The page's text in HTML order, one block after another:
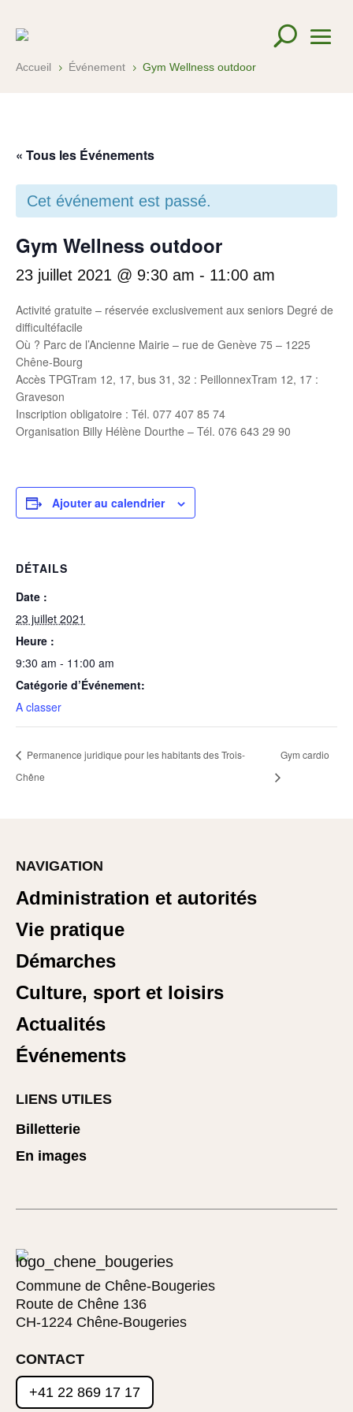
Accueil 5 Événement 5 Gym Wellness outdoor
« Tous les Événements
Cet événement est passé.
Gym Wellness outdoor
23 juillet 2021 @ 9:30 am - 11:00 am
Activité gratuite – réservée exclusivement aux seniors Degré de
difficultéfacile
Où ? Parc de l’Ancienne Mairie – rue de Genève 75 – 1225
Chêne-Bourg
Accès TPGTram 12, 17, bus 31, 32 : PeillonnexTram 12, 17 :
Graveson
Inscription obligatoire : Tél. 077 407 85 74
Organisation Billy Hélène Dourthe – Tél. 076 643 29 90
Ajouter au calendrier
DÉTAILS
Date :
23 juillet 2021
Heure :
9:30 am - 11:00 am
Catégorie d’Événement:
A classer
Permanence juridique pour les habitants des Trois-
Chêne
Gym cardio
NAVIGATION
Administration et autorités
Vie pratique
Démarches
Culture, sport et loisirs
Actualités
Événements
LIENS UTILES
Billetterie
En images
Commune de Chêne-Bougeries
Route de Chêne 136
CH-1224 Chêne-Bougeries
CONTACT
+41 22 869 17 17